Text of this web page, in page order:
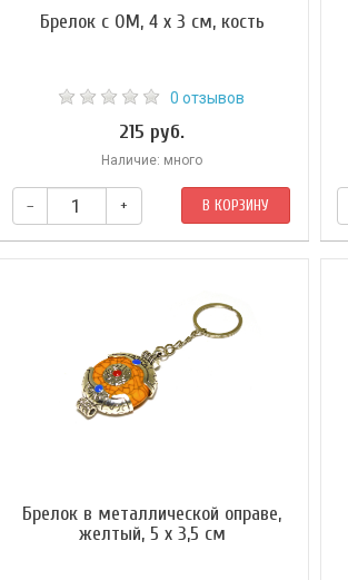
Брелок с ОМ, 4 x 3 см, кость
0 отзывов
215 руб.
Наличие: много
– + В КОРЗИНУ
Брелок в металлической оправе,
желтый, 5 х 3,5 см